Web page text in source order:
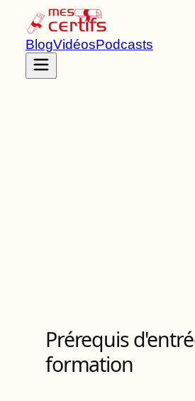
BlogVidéosPodcasts
Prérequis
formation